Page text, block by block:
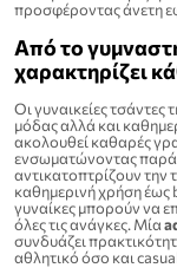
προσφέροντας άνετη
Από το
χαρακτηρίζει
Οι γυναικείες
μόδας αλλά και
ακολουθεί καθαρές
ενσωματώνοντας
αντικατοπτρίζουν την
καθημερινή χρήση έως
γυναίκες μπορούν να
όλες τις ανάγκες. Μία
συνδυάζει
αθλητικό όσο και